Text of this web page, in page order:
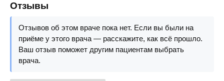
Отзывы
Отзывов об этом враче пока нет. Если вы были на
приёме у этого врача — расскажите, как всё прошло.
Ваш отзыв поможет другим пациентам выбрать
врача.